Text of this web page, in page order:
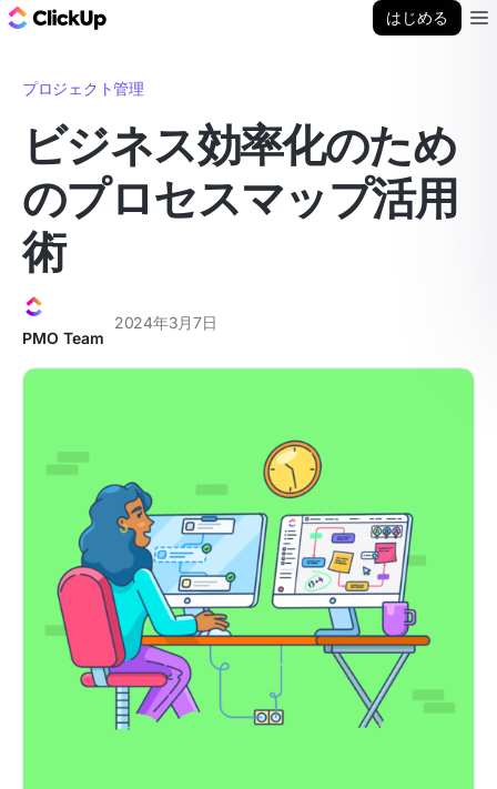
はじめる
プロジェクト管理
ビジネス効率化のため
のプロセスマップ活用
術
PMO Team
2024年3月7日